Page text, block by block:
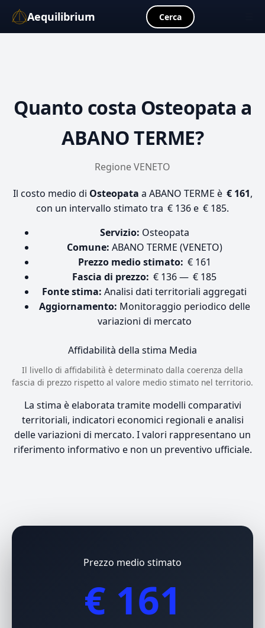
Aequilibrium Cerca
Quanto costa Osteopata a
ABANO TERME?
Regione VENETO
Il costo medio di Osteopata a ABANO TERME è € 161,
con un intervallo stimato tra € 136 e € 185.
Servizio: Osteopata
Comune: ABANO TERME (VENETO)
Prezzo medio stimato: € 161
Fascia di prezzo: € 136 — € 185
Fonte stima: Analisi dati territoriali aggregati
Aggiornamento: Monitoraggio periodico delle
variazioni di mercato
Affidabilità della stima Media
Il livello di affidabilità è determinato dalla coerenza della
fascia di prezzo rispetto al valore medio stimato nel territorio.
La stima è elaborata tramite modelli comparativi
territoriali, indicatori economici regionali e analisi
delle variazioni di mercato. I valori rappresentano un
riferimento informativo e non un preventivo ufficiale.
Prezzo medio stimato
€ 161